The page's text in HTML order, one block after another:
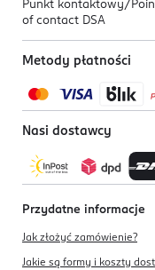
Punkt kontaktowy/
of contact DSA
Metody płatności
Nasi dostawcy
Przydatne informacje
Jak złożyć zamówienie?
Jakie są formy i koszty